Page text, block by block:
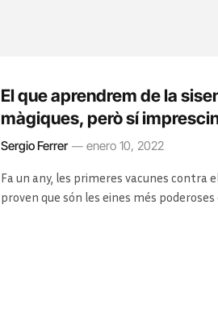
El que aprendrem de la
màgiques, però sí
Sergio Ferrer enero 10, 2022
Fa un any, les primeres vacunes contra
proven que són les eines més